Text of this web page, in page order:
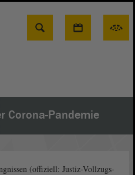
Suche
Corona-Pandemie
(offiziell: Justiz-Vollzugs-